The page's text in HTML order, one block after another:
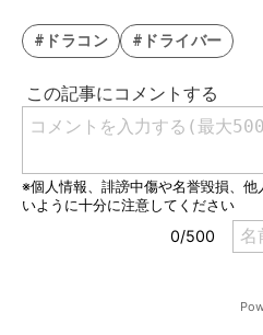
#ドラコン #ドライバー